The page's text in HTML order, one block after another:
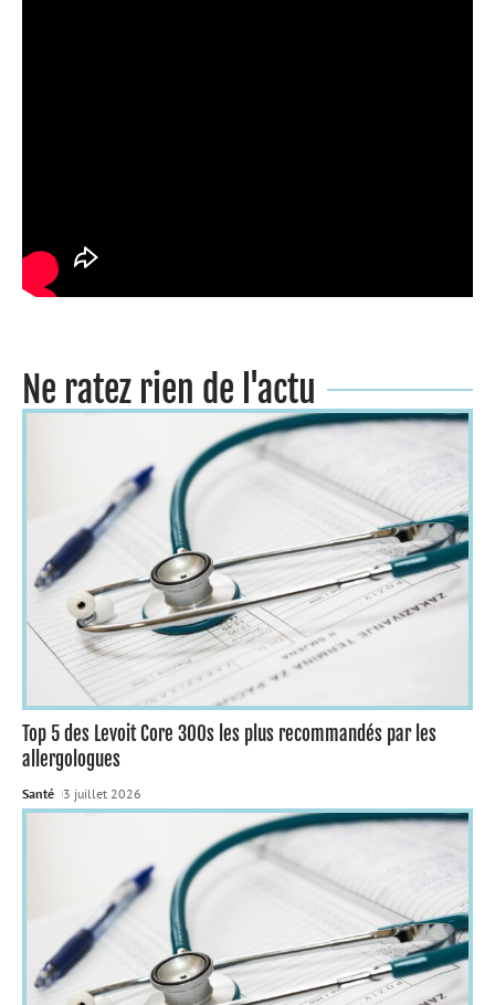
Ne ratez rien de l'actu
Top 5 des Levoit Core 300s les plus recommandés par les
allergologues
Santé 3 juillet 2026